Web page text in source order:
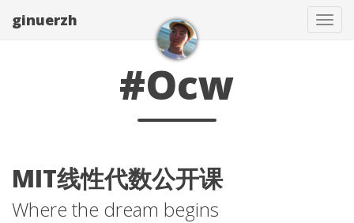
ginuerzh
#Ocw
MIT线性代数公开课
Where the dream begins